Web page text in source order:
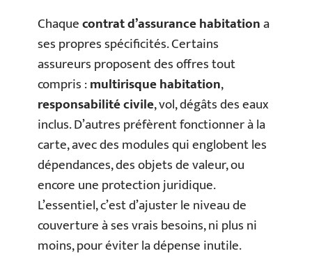
Chaquecontrat d’assurance habitationa
ses propres spécificités. Certains
assureurs proposent des offres tout
compris :multirisque habitation,
responsabilité civile, vol, dégâts des eaux
inclus. D’autres préfèrent fonctionner à la
carte, avec des modules qui englobent les
dépendances, des objets de valeur, ou
encore une protection juridique.
L’essentiel, c’est d’ajuster le niveau de
couverture à ses vrais besoins, ni plus ni
moins, pour éviter la dépense inutile.